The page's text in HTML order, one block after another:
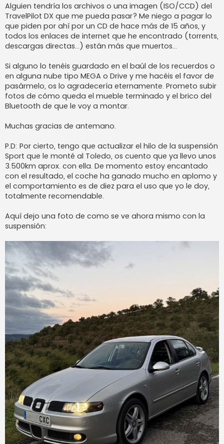
Alguien tendría los archivos o una imagen (ISO/CCD) del
TravelPilot DX que me pueda pasar? Me niego a pagar lo
que piden por ahí por un CD de hace más de 15 años, y
todos los enlaces de internet que he encontrado (torrents,
descargas directas...) están más que muertos...
Si alguno lo tenéis guardado en el baúl de los recuerdos o
en alguna nube tipo MEGA o Drive y me hacéis el favor de
pasármelo, os lo agradecería eternamente. Prometo subir
fotos de cómo queda el mueble terminado y el brico del
Bluetooth de que le voy a montar.
Muchas gracias de antemano.
P.D: Por cierto, tengo que actualizar el hilo de la suspensión
Sport que le monté al Toledo, os cuento que ya llevo unos
3.500km aprox. con ella. De momento estoy encantado
con el resultado, el coche ha ganado mucho en aplomo y
el comportamiento es de diez para el uso que yo le doy,
totalmente recomendable.
Aquí dejo una foto de como se ve ahora mismo con la
suspensión: